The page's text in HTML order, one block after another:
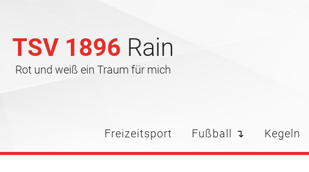
TSV 1896 Rain
Rot und weiß ein Traum für mich
Freizeitsport Fußball ↴ Kegeln